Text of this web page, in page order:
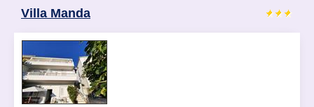
Villa Manda